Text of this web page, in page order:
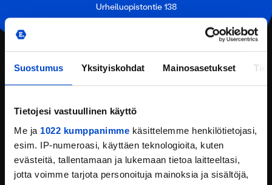
Suostumus Yksityiskohdat Mainosasetukset
Tietojesi vastuullinen käyttö
Me ja 1022 kumppanimme käsittelemme henkilötietojasi,
esim. IP-numeroasi, käyttäen teknologioita, kuten
evästeitä, tallentamaan ja lukemaan tietoa laitteeltasi,
jotta voimme tarjota personoituja mainoksia ja sisältöjä,
Urheiluopistontie 138
31370 Eerikkilä (Tammela)
Email:reception@eerikkila.fi
PYYDÄ TARJOUS
ANNA PALAUTETTA